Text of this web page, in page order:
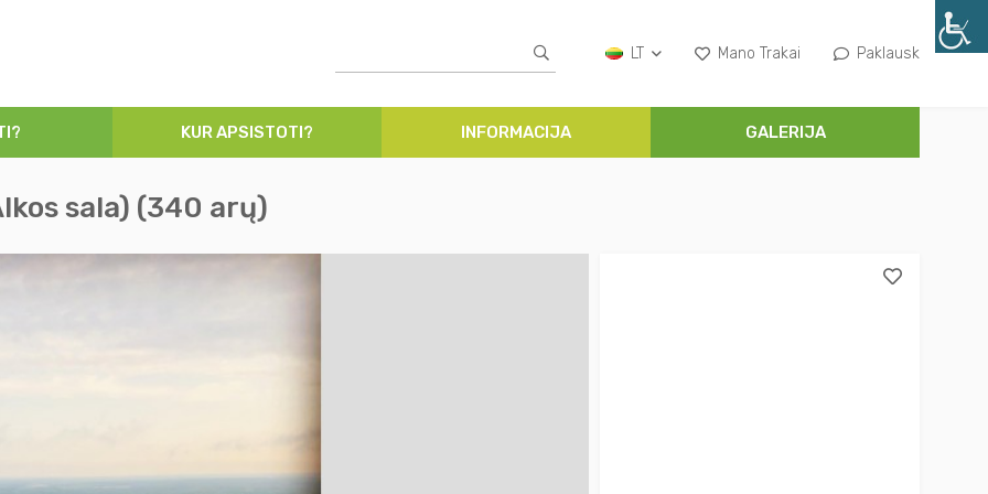
LT Mano Trakai Paklausk
KUR APSISTOTI? INFORMACIJA GALERIJA
sala) (340 arų)